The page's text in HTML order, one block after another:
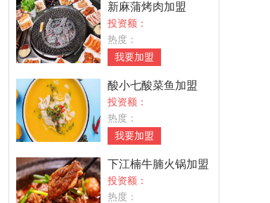
新麻蒲烤肉加盟
投资额：
热度：
我要加盟
酸小七酸菜鱼加盟
投资额：
热度：
我要加盟
下江楠牛腩火锅加盟
投资额：
热度：